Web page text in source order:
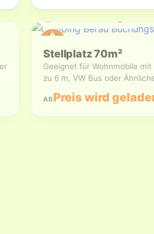
Stellplatz 70m²
Geeignet für Wohnmobile
zu 6 m, VW Bus oder
ABPreis wird